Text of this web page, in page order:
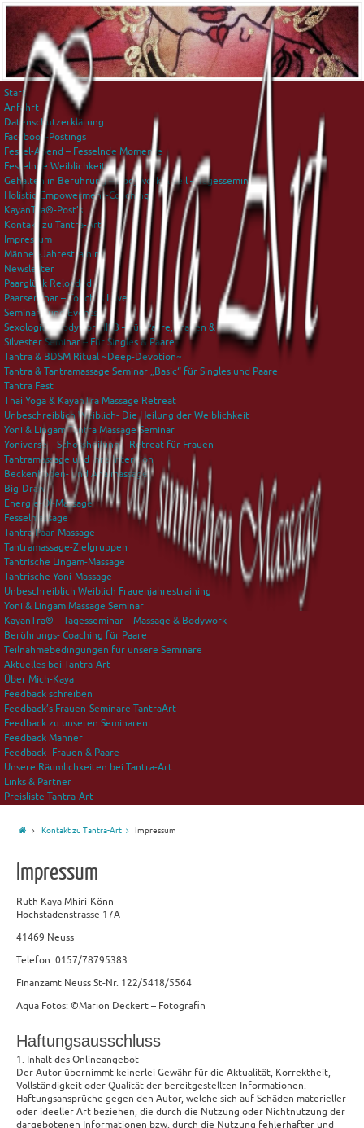
Start
Anfahrt
Datenschutzerklärung
Facebook-Postings
Fessel-Abend – Fesselnde Momente
Fesselnde Weiblichkeit
Gehalten in Berührung – Bodywork & Seil – Tagesseminar
Holistic-Empowerment-Coaching
KayanTra®-Post’s
Kontakt zu Tantra-Art
Impressum
Männer-Jahrestraining
Newsletter
Paarglück Reloaded
Paarseminar – Touch is Love
Seminare und Events
Sexological Bodywork IISB – für Paare, Frauen & Männer
Silvester Seminar – Für Singles & Paare
Tantra & BDSM Ritual ~Deep-Devotion~
Tantra & Tantramassage Seminar „Basic“ für Singles und Paare
Tantra Fest
Thai Yoga & KayanTra Massage Retreat
Unbeschreiblich Weiblich- Die Heilung der Weiblichkeit
Yoni & Lingam Tantra Massage Seminar
Yoniverse – Schossheilung – Retreat für Frauen
Tantramassage und ihre Intention
Beckenboden- und Analmassage
Big-Draw
Energie-Öl-Massage
Fesselmassage
Tantra Paar-Massage
Tantramassage-Zielgruppen
Tantrische Lingam-Massage
Tantrische Yoni-Massage
Unbeschreiblich Weiblich Frauenjahrestraining
Yoni & Lingam Massage Seminar
KayanTra® – Tagesseminar – Massage & Bodywork
Berührungs- Coaching für Paare
Teilnahmebedingungen für unsere Seminare
Aktuelles bei Tantra-Art
Über Mich-Kaya
Feedback schreiben
Feedback’s Frauen-Seminare TantraArt
Feedback zu unseren Seminaren
Feedback Männer
Feedback- Frauen & Paare
Unsere Räumlichkeiten bei Tantra-Art
Links & Partner
Preisliste Tantra-Art
Kontakt zu Tantra-Art Impressum
Impressum
Ruth Kaya Mhiri-Könn
Hochstadenstrasse 17A
41469 Neuss
Telefon: 0157/78795383
Finanzamt Neuss St-Nr. 122/5418/5564
Aqua Fotos: ©Marion Deckert – Fotografin
Haftungsausschluss
1. Inhalt des Onlineangebot
Der Autor übernimmt keinerlei Gewähr für die Aktualität, Korrektheit,
Vollständigkeit oder Qualität der bereitgestellten Informationen.
Haftungsansprüche gegen den Autor, welche sich auf Schäden materieller
oder ideeller Art beziehen, die durch die Nutzung oder Nichtnutzung der
dargebotenen Informationen bzw. durch die Nutzung fehlerhafter und